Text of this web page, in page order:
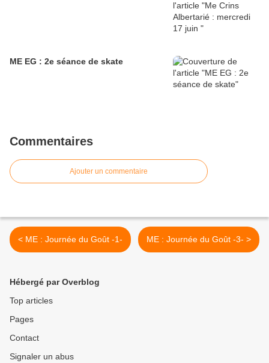
ME EG : 2e séance de skate
Commentaires
Ajouter un commentaire
< ME : Journée du Goût -1- ME : Journée du Goût -3- >
Hébergé par Overblog
Top articles
Pages
Contact
Signaler un abus